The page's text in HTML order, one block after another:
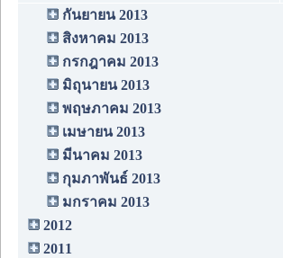
กันยายน 2013
สิงหาคม 2013
กรกฎาคม 2013
มิถุนายน 2013
พฤษภาคม 2013
เมษายน 2013
มีนาคม 2013
กุมภาพันธ์ 2013
มกราคม 2013
2012
2011